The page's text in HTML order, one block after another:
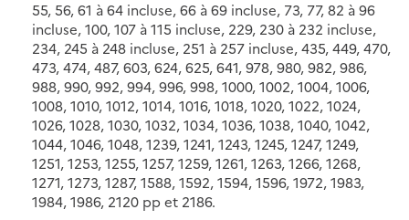
55, 56, 61 à 64 incluse, 66 à 69 incluse, 73, 77, 82 à 96
incluse, 100, 107 à 115 incluse, 229, 230 à 232 incluse,
234, 245 à 248 incluse, 251 à 257 incluse, 435, 449, 470,
473, 474, 487, 603, 624, 625, 641, 978, 980, 982, 986,
988, 990, 992, 994, 996, 998, 1000, 1002, 1004, 1006,
1008, 1010, 1012, 1014, 1016, 1018, 1020, 1022, 1024,
1026, 1028, 1030, 1032, 1034, 1036, 1038, 1040, 1042,
1044, 1046, 1048, 1239, 1241, 1243, 1245, 1247, 1249,
1251, 1253, 1255, 1257, 1259, 1261, 1263, 1266, 1268,
1271, 1273, 1287, 1588, 1592, 1594, 1596, 1972, 1983,
1984, 1986, 2120 pp et 2186.